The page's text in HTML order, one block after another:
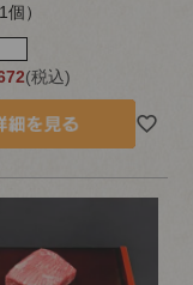
個）
税込